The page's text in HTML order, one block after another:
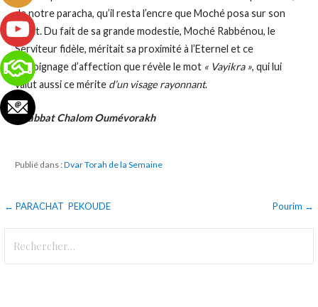
de notre paracha, qu’il resta l’encre que Moché posa sur son
front. Du fait de sa grande modestie, Moché Rabbénou, le
Serviteur fidèle, méritait sa proximité à l’Eternel et ce
témoignage d’affection que révèle le mot « Vayikra », qui lui
valut aussi ce mérite d’un visage rayonnant.
Chabbat Chalom Oumévorakh
Publié dans :Dvar Torah de la Semaine
Navigation
de
← PARACHAT PEKOUDE Pourim →